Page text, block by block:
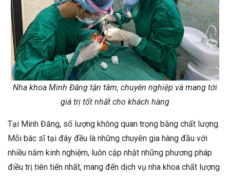
Nha khoa Minh Đăng tận tâm, chuyên nghiệp và mang tới
giá trị tốt nhất cho khách hàng
Tại Minh Đăng, số lượng không quan trọng bằng chất lượng.
Mỗi bác sĩ tại đây đều là những chuyên gia hàng đầu với
nhiều năm kinh nghiệm, luôn cập nhật những phương pháp
điều trị tiên tiến nhất, mang đến dịch vụ nha khoa chất lượng